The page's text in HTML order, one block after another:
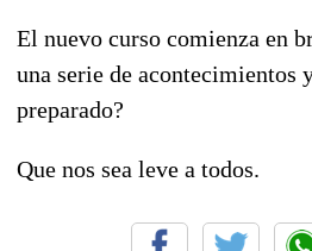
El nuevo curso comienza en
una serie de acontecimientos
preparado?
Que nos sea leve a todos.